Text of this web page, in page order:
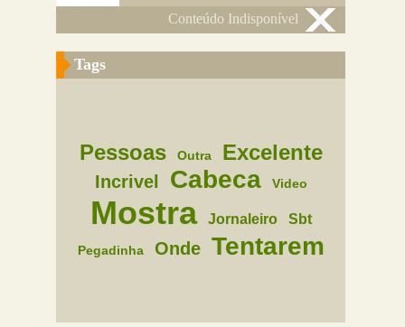
Conteúdo Indisponível
Tags
Pessoas Outra Excelente
Incrivel Cabeca Video
Mostra Jornaleiro Sbt
Pegadinha Onde Tentarem